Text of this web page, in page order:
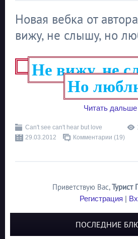
Новая вебка от
вижу, не слышу, но
Не вижу, не
Но
Читать дальше
Can't see can't hear but love
29.03.2012
Комментарии (19)
Приветствую Вас,Турист
Регистрация |
ПОСЛЕДНИЕ